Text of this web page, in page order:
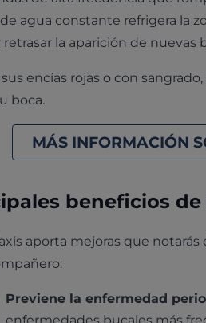
agua constante refrigera la
la aparición de nuevas
encías rojas o con
boca.
MÁS INFORMACIÓN
beneficios
aporta mejoras que
Previene la enfermedad